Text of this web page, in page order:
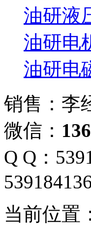
油研液
油研电
油研电
销售：李
微信：
Q Q：
当前位置：